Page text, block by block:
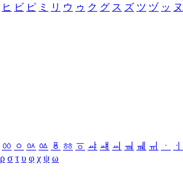
ヒ ビ ピ ミ リ ウ ゥ ク グ ス ズ ツ ヅ ッ ヌ
ㆀ ㆁ ㆂ ㆃ ㆄ ㆅ ㆆ ㆇ ㆈ ㆉ ㆊ ㆋ ㆌ ㆍ
ㆎ
ρ σ τ υ φ χ ψ ω